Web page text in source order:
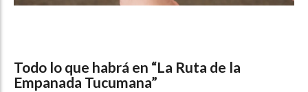
Todo lo que habrá en “La Ruta de la
Empanada Tucumana”